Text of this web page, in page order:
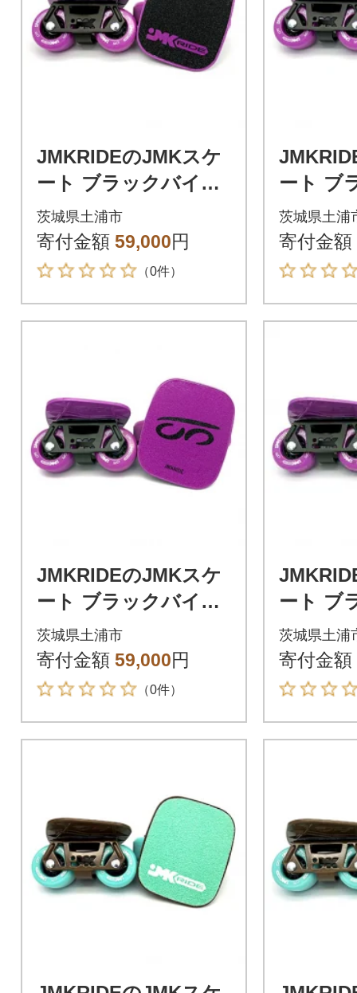
JMKRIDEのJMKスケ
ート ブラックバイオ
レット / バイオレッ
ト BV.J - フリースケ
ート
茨城県土浦市
寄付金額 59,000円
（0件）
ート ブ
レット /
ト BV.L
ート
茨城県土浦
寄付金額
JMKRIDEのJMKスケ
ート ブラックバイオ
レット / バイオレッ
ト VB.L - フリースケ
ート
茨城県土浦市
寄付金額 59,000円
（0件）
ート ブ
レット /
ト V.S -
ト
茨城県土浦
寄付金額